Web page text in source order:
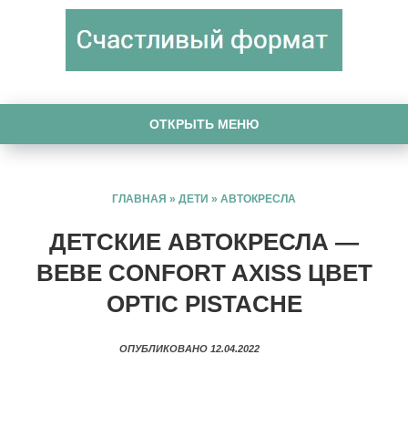
ОТКРЫТЬ МЕНЮ
ГЛАВНАЯ » ДЕТИ » АВТОКРЕСЛА
ДЕТСКИЕ АВТОКРЕСЛА —
BEBE CONFORT AXISS ЦВЕТ
OPTIC PISTACHE
ОПУБЛИКОВАНО 12.04.2022